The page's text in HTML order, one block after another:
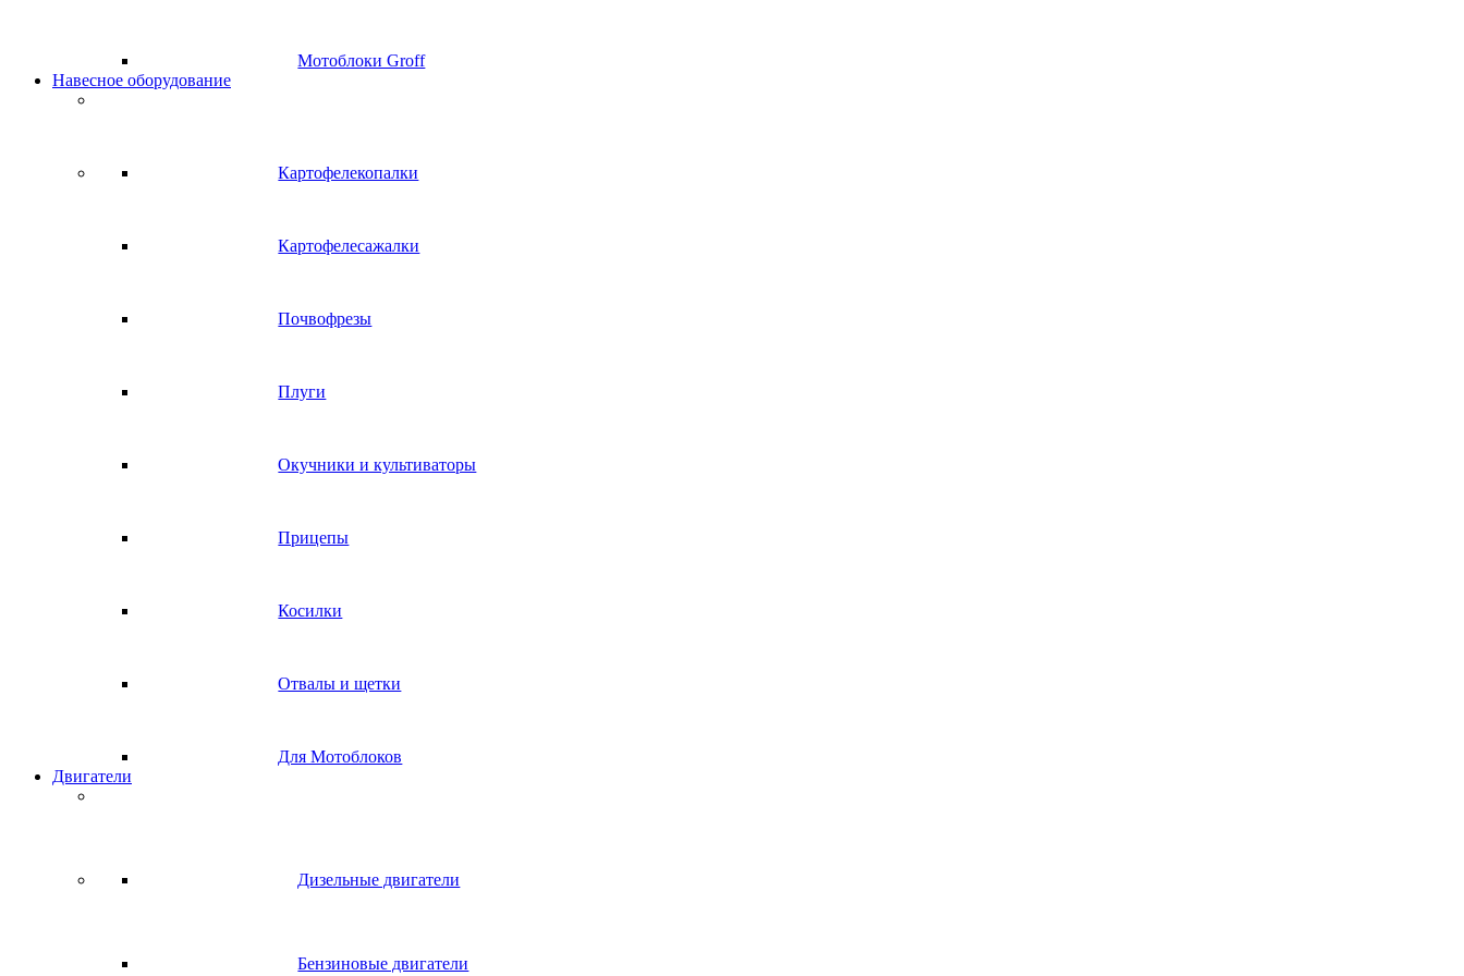
Мотоблоки Groff
Навесное оборудование
Картофелекопалки
Картофелесажалки
Почвофрезы
Плуги
Окучники и культиваторы
Прицепы
Косилки
Отвалы и щетки
Для Мотоблоков
Двигатели
Дизельные двигатели
Бензиновые двигатели